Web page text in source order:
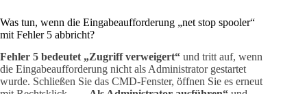
Was tun, wenn die Eingabeaufforderung „net stop spooler“
mit Fehler 5 abbricht?
Fehler 5 bedeutet „Zugriff verweigert“ und tritt auf, wenn
die Eingabeaufforderung nicht als Administrator gestartet
wurde. Schließen Sie das CMD-Fenster, öffnen Sie es erneut